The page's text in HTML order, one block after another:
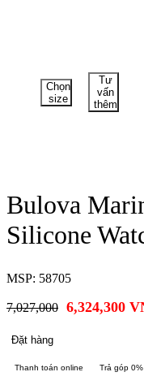
Chọn
size
Tư
vấn
thêm
Bulova
Silicone
MSP: 58705
7,027,000 6,324,300
Đặt hàng
Thanh toán online Trả góp 0%